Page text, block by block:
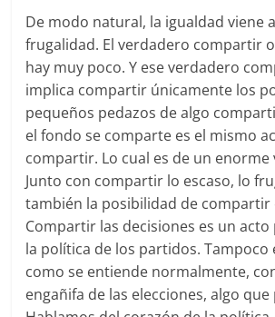
De modo natural, la igualdad viene
frugalidad. El verdadero compartir
hay muy poco. Y ese verdadero
implica compartir únicamente los
pequeños pedazos de algo
el fondo se comparte es el mismo
compartir. Lo cual es de un
Junto con compartir lo escaso, lo
también la posibilidad de compartir
Compartir las decisiones es un acto
la política de los partidos. Tampoco
como se entiende normalmente,
engañifa de las elecciones, algo